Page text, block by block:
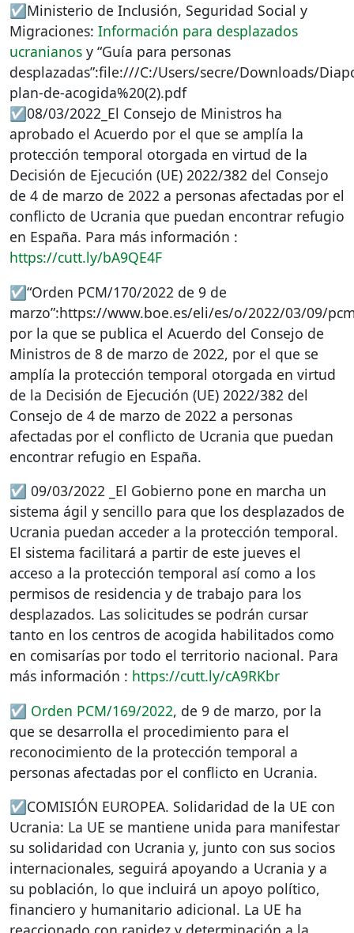
☑️Ministerio de Inclusión, Seguridad Social y
Migraciones: Información para desplazados
ucranianos y “Guía para personas
desplazadas”:file:///C:/Users/secre/Downloads/
plan-de-acogida%20(2).pdf
☑️08/03/2022_El Consejo de Ministros ha
aprobado el Acuerdo por el que se amplía la
protección temporal otorgada en virtud de la
Decisión de Ejecución (UE) 2022/382 del Consejo
de 4 de marzo de 2022 a personas afectadas por el
conflicto de Ucrania que puedan encontrar refugio
en España. Para más información :
https://cutt.ly/bA9QE4F
☑️“Orden PCM/170/2022 de 9 de
marzo”:https://www.boe.es/eli/es/o/2022/03/09/
por la que se publica el Acuerdo del Consejo de
Ministros de 8 de marzo de 2022, por el que se
amplía la protección temporal otorgada en virtud
de la Decisión de Ejecución (UE) 2022/382 del
Consejo de 4 de marzo de 2022 a personas
afectadas por el conflicto de Ucrania que puedan
encontrar refugio en España.
☑️ 09/03/2022 _El Gobierno pone en marcha un
sistema ágil y sencillo para que los desplazados de
Ucrania puedan acceder a la protección temporal.
El sistema facilitará a partir de este jueves el
acceso a la protección temporal así como a los
permisos de residencia y de trabajo para los
desplazados. Las solicitudes se podrán cursar
tanto en los centros de acogida habilitados como
en comisarías por todo el territorio nacional. Para
más información : https://cutt.ly/cA9RKbr
☑️ Orden PCM/169/2022, de 9 de marzo, por la
que se desarrolla el procedimiento para el
reconocimiento de la protección temporal a
personas afectadas por el conflicto en Ucrania.
☑️COMISIÓN EUROPEA. Solidaridad de la UE con
Ucrania: La UE se mantiene unida para manifestar
su solidaridad con Ucrania y, junto con sus socios
internacionales, seguirá apoyando a Ucrania y a
su población, lo que incluirá un apoyo político,
financiero y humanitario adicional. La UE ha